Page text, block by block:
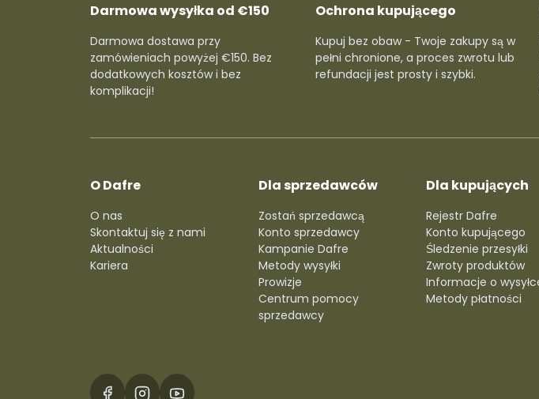
Darmowa wysyłka od €150
Darmowa dostawa przy
zamówieniach powyżej €150. Bez
dodatkowych kosztów i bez
komplikacji!
Ochrona kupującego
Kupuj bez obaw - Twoje zakupy są w
pełni chronione, a proces zwrotu lub
refundacji jest prosty i szybki.
O Dafre
O nas
Skontaktuj się z nami
Aktualności
Kariera
Dla sprzedawców
Zostań sprzedawcą
Konto sprzedawcy
Kampanie Dafre
Metody wysyłki
Prowizje
Centrum pomocy
sprzedawcy
Dla kupujących
Rejestr Dafre
Konto kupującego
Śledzenie przesyłki
Zwroty produktów
Informacje o
Metody płatności